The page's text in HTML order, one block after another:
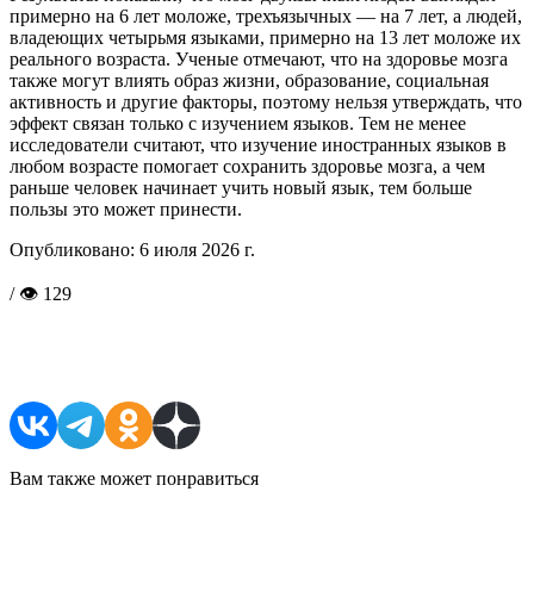
примерно на 6 лет моложе, трехъязычных — на 7 лет, а людей,
владеющих четырьмя языками, примерно на 13 лет моложе их
реального возраста. Ученые отмечают, что на здоровье мозга
также могут влиять образ жизни, образование, социальная
активность и другие факторы, поэтому нельзя утверждать, что
эффект связан только с изучением языков. Тем не менее
исследователи считают, что изучение иностранных языков в
любом возрасте помогает сохранить здоровье мозга, а чем
раньше человек начинает учить новый язык, тем больше
пользы это может принести.
Опубликовано: 6 июля 2026 г.
/ 👁 129
Вам также может понравиться